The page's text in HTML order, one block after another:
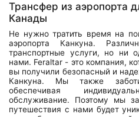
Трансфер из аэропорта
Канады
Не нужно тратить время на
аэропорта Канкуна.
транспортные услуги, но ни
нами. Feraltar - это компания,
вы получили безопасный и
Канкуна. Мы также
обеспечивая
обслуживание. Поэтому мы
путешествия с нами будет